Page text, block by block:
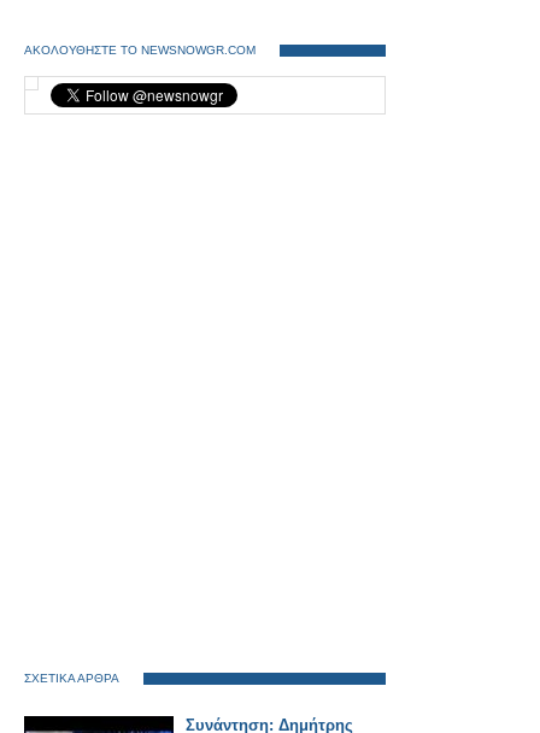
ΑΚΟΛΟΥΘΗΣΤΕ ΤΟ NEWSNOWGR.COM
ΣΧΕΤΙΚΑ ΑΡΘΡΑ
Συνάντηση: Δημήτρης